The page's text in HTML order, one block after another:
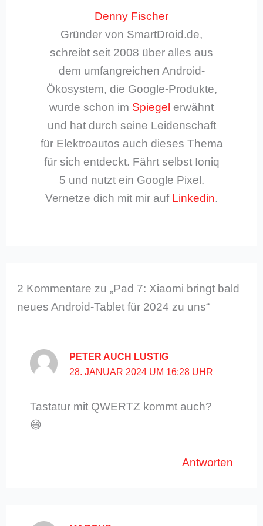
Denny Fischer
Gründer von SmartDroid.de,
schreibt seit 2008 über alles aus
dem umfangreichen Android-
Ökosystem, die Google-Produkte,
wurde schon im Spiegel erwähnt
und hat durch seine Leidenschaft
für Elektroautos auch dieses Thema
für sich entdeckt. Fährt selbst Ioniq
5 und nutzt ein Google Pixel.
Vernetze dich mit mir auf Linkedin.
2 Kommentare zu „Pad 7: Xiaomi bringt bald
neues Android-Tablet für 2024 zu uns“
PETER AUCH LUSTIG
28. JANUAR 2024 UM 16:28 UHR
Tastatur mit QWERTZ kommt auch?
😄
Antworten